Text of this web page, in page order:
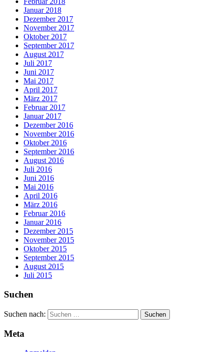
Januar 2018
Dezember 2017
November 2017
Oktober 2017
September 2017
August 2017
Juli 2017
Juni 2017
Mai 2017
April 2017
März 2017
Februar 2017
Januar 2017
Dezember 2016
November 2016
Oktober 2016
September 2016
August 2016
Juli 2016
Juni 2016
Mai 2016
April 2016
März 2016
Februar 2016
Januar 2016
Dezember 2015
November 2015
Oktober 2015
September 2015
August 2015
Juli 2015
Suchen
Suchen nach:
Meta